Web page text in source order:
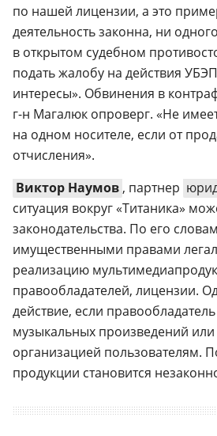
по нашей лицензии, а это
деятельность законна, ни
в открытом судебном
подать жалобу на действия
интересы». Обвинения в
г-н Магалюк опроверг. «Не
на одном носителе, если от
отчисления».
Виктор Наумов , партнер
ситуация вокруг «Титаника»
законодательства. По его
имущественными правами
реализацию
правообладателей, лицензии.
действие, если
музыкальных произведений
организацией пользователям.
продукции становится